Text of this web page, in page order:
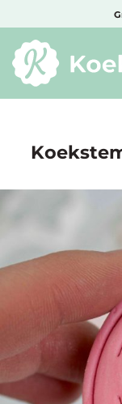
Minimum
Producten
op
thema